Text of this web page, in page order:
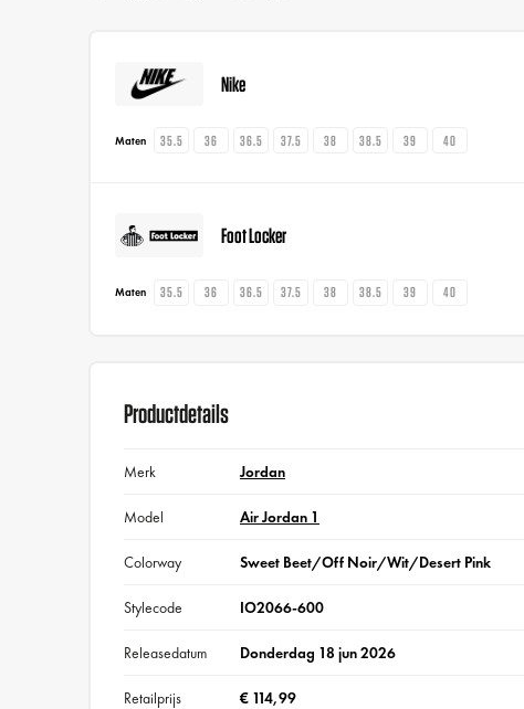
Nike
Maten 35.5 36 36.5 37.5 38 38.5 39 40
Foot Locker
Maten 35.5 36 36.5 37.5 38 38.5 39 40
Productdetails
Merk Jordan
Model Air Jordan 1
Colorway Sweet Beet/Off Noir/Wit/Desert Pink
Stylecode IO2066-600
Releasedatum Donderdag 18 jun 2026
Retailprijs € 114,99